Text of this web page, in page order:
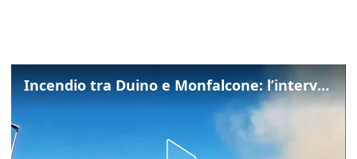
Incendio tra Duino e Monfalcone: l’intervento dei vigili del fuoco